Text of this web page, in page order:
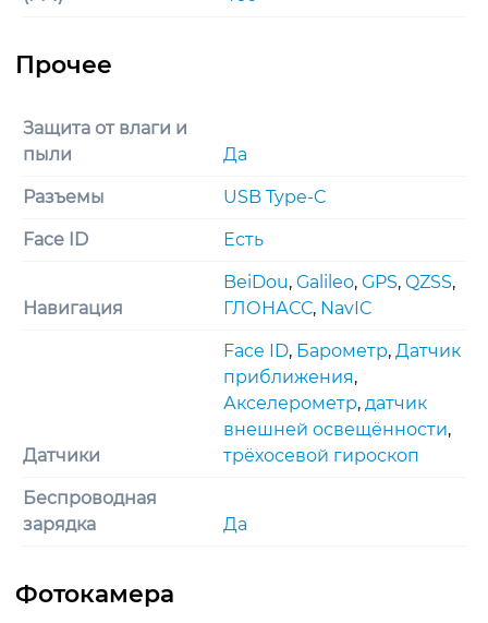
Защита от влаги и
пыли
Да
Разъемы USB Type-C
Face ID Есть
Навигация
BeiDou, Galileo, GPS, QZSS,
ГЛОНАСС, NavIC
Датчики
Face ID, Барометр, Датчик
приближения,
Акселерометр, датчик
внешней освещённости,
трёхосевой гироскоп
Беспроводная
зарядка
Да